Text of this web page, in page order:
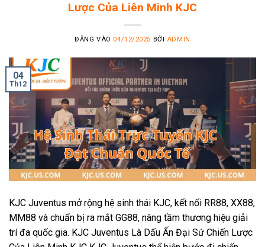
Lược Của Liên Minh KJC
ĐĂNG VÀO 04/12/2025 BỞI ADMIN
04
Th12
KJC Juventus mở rộng hệ sinh thái KJC, kết nối RR88, XX88,
MM88 và chuẩn bị ra mắt GG88, nâng tầm thương hiệu giải
trí đa quốc gia. KJC Juventus Là Dấu Ấn Đại Sứ Chiến Lược